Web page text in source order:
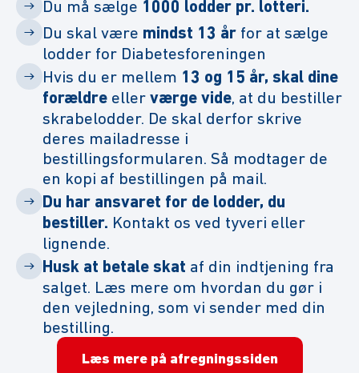
Du må sælge 1000 lodder pr. lotteri.
Du skal være mindst 13 år for at sælge
lodder for Diabetesforeningen
Hvis du er mellem 13 og 15 år, skal dine
forældre eller værge vide, at du bestiller
skrabelodder. De skal derfor skrive
deres mailadresse i
bestillingsformularen. Så modtager de
en kopi af bestillingen på mail.
Du har ansvaret for de lodder, du
bestiller. Kontakt os ved tyveri eller
lignende.
Husk at betale skat af din indtjening fra
salget. Læs mere om hvordan du gør i
den vejledning, som vi sender med din
bestilling.
Læs mere på afregningssiden